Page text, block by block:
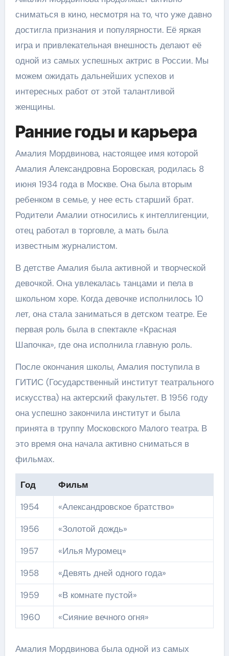
сниматься в кино, несмотря на то, что уже давно
достигла признания и популярности. Её яркая
игра и привлекательная внешность делают её
одной из самых успешных актрис в России. Мы
можем ожидать дальнейших успехов и
интересных работ от этой талантливой
женщины.
Ранние годы и карьера
Амалия Мордвинова, настоящее имя которой
Амалия Александровна Боровская, родилась 8
июня 1934 года в Москве. Она была вторым
ребенком в семье, у нее есть старший брат.
Родители Амалии относились к интеллигенции,
отец работал в торговле, а мать была
известным журналистом.
В детстве Амалия была активной и творческой
девочкой. Она увлекалась танцами и пела в
школьном хоре. Когда девочке исполнилось 10
лет, она стала заниматься в детском театре. Ее
первая роль была в спектакле «Красная
Шапочка», где она исполнила главную роль.
После окончания школы, Амалия поступила в
ГИТИС (Государственный институт театрального
искусства) на актерский факультет. В 1956 году
она успешно закончила институт и была
принята в труппу Московского Малого театра. В
это время она начала активно сниматься в
фильмах.
Год
Фильм
1954
«Александровское братство»
1956
«Золотой дождь»
1957
«Илья Муромец»
1958
«Девять дней одного года»
1959
«В комнате пустой»
1960
«Сияние вечного огня»
Амалия Мордвинова была одной из самых